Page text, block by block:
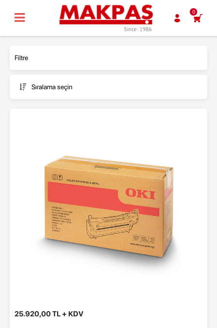
0
Filtre
Sıralama seçin
25.920,00 TL + KDV